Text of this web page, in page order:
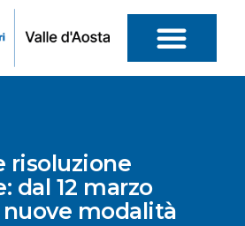
risoluzione
dal 12 marzo
modalità